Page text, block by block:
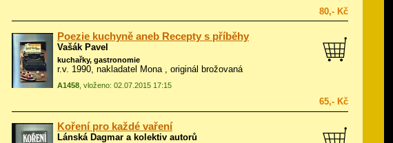
80,- Kč
Poezie kuchyně aneb Recepty s příběhy
Vašák Pavel
kuchařky, gastronomie
r.v. 1990, nakladatel Mona , originál brožovaná
A1458 , vloženo: 02.07.2015 17:15
65,- Kč
Koření pro každé vaření
Lánská Dagmar a kolektiv autorů